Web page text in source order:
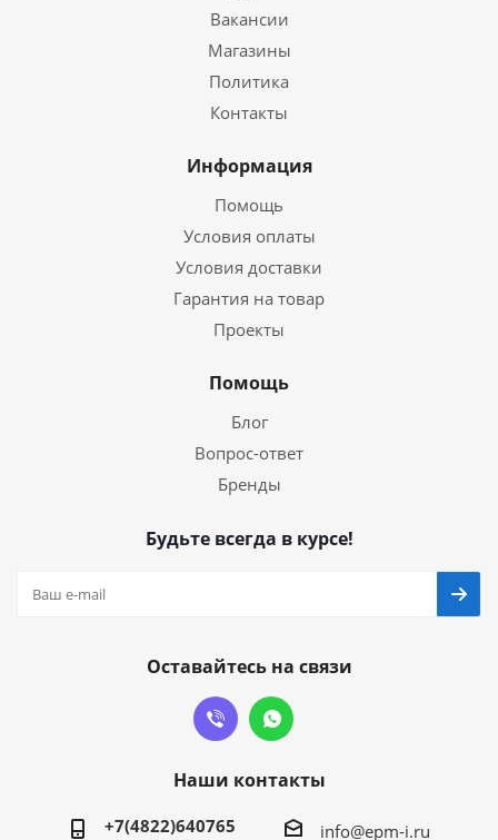
Вакансии
Магазины
Политика
Контакты
Информация
Помощь
Условия оплаты
Условия доставки
Гарантия на товар
Проекты
Помощь
Блог
Вопрос-ответ
Бренды
Будьте всегда в курсе!
Оставайтесь на связи
Наши контакты
+7(4822)640765 info@epm-i.ru